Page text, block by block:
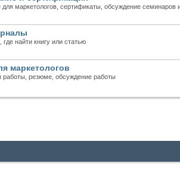
для маркетологов, сертификаты, обсуждение семинаров
где найти книгу или статью
маркетологов
работы, резюме, обсуждение работы